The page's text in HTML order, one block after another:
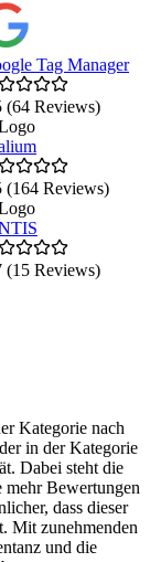
Tag Manager
(64 Reviews)
(164 Reviews)
(15 Reviews)
Kategorie nach
in der Kategorie
Dabei steht die
Bewertungen
dass dieser
Mit zunehmenden
und die